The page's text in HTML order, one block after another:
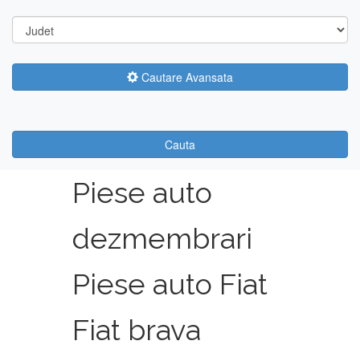
Cautare Avansata
Cauta
Piese auto
dezmembrari
Piese auto Fiat
Fiat brava